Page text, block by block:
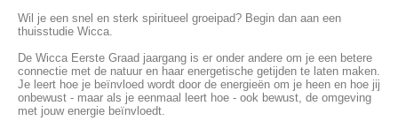
Wil je een snel en sterk spiritueel groeipad? Begin dan aan een
thuisstudie Wicca.
De Wicca Eerste Graad jaargang is er onder andere om je een betere
connectie met de natuur en haar energetische getijden te laten maken.
Je leert hoe je beïnvloed wordt door de energieën om je heen en hoe jij
onbewust - maar als je eenmaal leert hoe - ook bewust, de omgeving
met jouw energie beïnvloedt.